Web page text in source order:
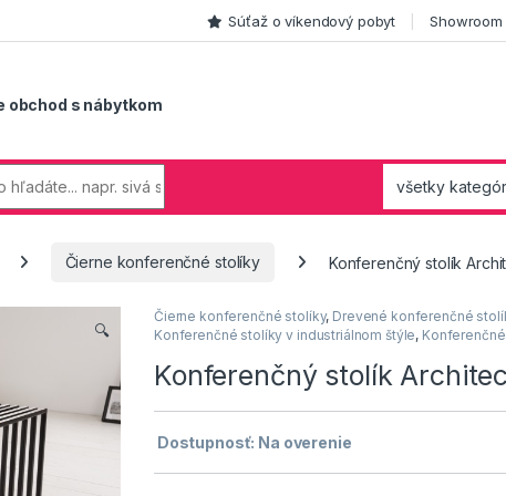
Súťaž o víkendový pobyt
obchod s nábytkom
Čierne konferenčné stolíky Konferenčný stolík
🔍
Čierne konferenčné stolíky, Drevené konferenčné
Konferenčné stolíky v industriálnom štýle,
Konferenčný stolík
Dostupnosť: Na overenie